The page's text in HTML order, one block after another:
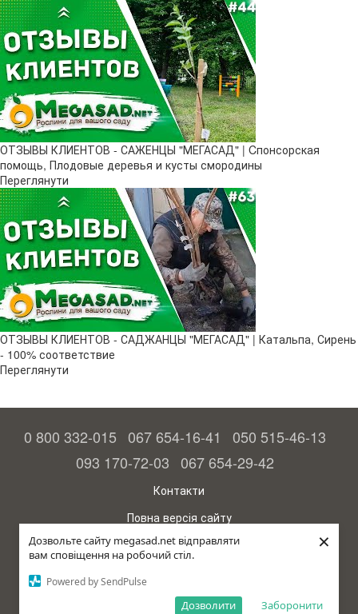
Дозвольте сайту megasad.net відправляти
вам сповіщення на робочий стіл.
Powered by SendPulse
Заборонити
Дозволити
×
ОТЗЫВЫ КЛИЕНТОВ - САЖЕНЦЫ "МЕГАСАД" | Cпонсорская
помощь, Плодовые деревья и кусты смородины
Переглянути
ОТЗЫВЫ КЛИЕНТОВ - САДЖАНЦЫ "МЕГАСАД" | Катальпа, Сирень
- 100% соответствие
Переглянути
0 800 332-015 067 654-16-41
050 515-46-13
093 170-72-03 067 654-29-42
Контакти
Повна версія сайту
© 2015—2026
Megasad – гарантія високого врожаю
рус (країна-терорист)